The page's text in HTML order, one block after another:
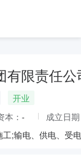
有限责任
开业
本： -
成立日